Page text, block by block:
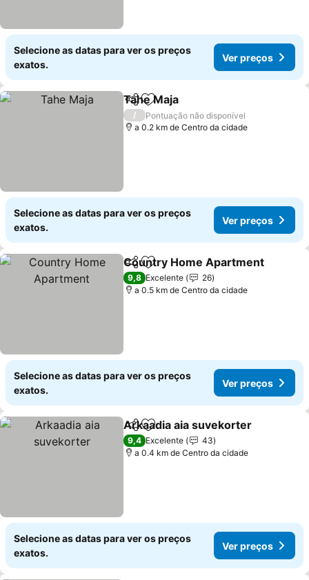
Selecione as datas para ver os preços
exatos.
Ver preços
PartilharAdicionar aos favoritos
Tahe Maja
/
Pontuação não disponível
a 0.2 km de Centro da cidade
Selecione as datas para ver os preços
exatos.
Ver preços
PartilharAdicionar aos favoritos
Country Home Apartment
9,8 Excelente
26
a 0.5 km de Centro da cidade
Selecione as datas para ver os preços
exatos.
Ver preços
PartilharAdicionar aos favoritos
Arkaadia aia suvekorter
9,4 Excelente
43
a 0.4 km de Centro da cidade
Selecione as datas para ver os preços
exatos.
Ver preços